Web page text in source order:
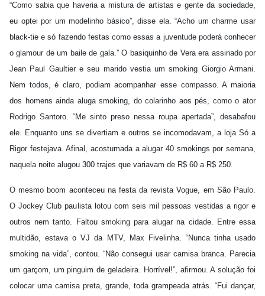
“Como sabia que haveria a mistura de artistas e gente da sociedade,
eu optei por um modelinho básico”, disse ela. “Acho um charme usar
black-tie e só fazendo festas como essas a juventude poderá conhecer
o glamour de um baile de gala.” O basiquinho de Vera era assinado por
Jean Paul Gaultier e seu marido vestia um smoking Giorgio Armani.
Nem todos, é claro, podiam acompanhar esse compasso. A maioria
dos homens ainda aluga smoking, do colarinho aos pés, como o ator
Rodrigo Santoro. “Me sinto preso nessa roupa apertada”, desabafou
ele. Enquanto uns se divertiam e outros se incomodavam, a loja Só a
Rigor festejava. Afinal, acostumada a alugar 40 smokings por semana,
naquela noite alugou 300 trajes que variavam de R$ 60 a R$ 250.
O mesmo boom aconteceu na festa da revista Vogue, em São Paulo.
O Jockey Club paulista lotou com seis mil pessoas vestidas a rigor e
outros nem tanto. Faltou smoking para alugar na cidade. Entre essa
multidão, estava o VJ da MTV, Max Fivelinha. “Nunca tinha usado
smoking na vida”, contou. “Não consegui usar camisa branca. Parecia
um garçom, um pinguim de geladeira. Horrível!”, afirmou. A solução foi
colocar uma camisa preta, grande, toda grampeada atrás. “Fui dançar,